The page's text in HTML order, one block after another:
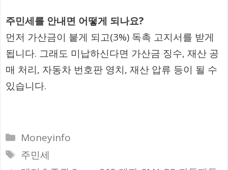
주민세를 안내면 어떻게 되나요?
먼저 가산금이 붙게 되고(3%) 독촉 고지서를 받게
됩니다. 그래도 미납하신다면 가산금 징수, 재산 공
매 처리, 자동차 번호판 영치, 재산 압류 등이 될 수
있습니다.
카
테
고
Moneyinfo
태
그
주민세